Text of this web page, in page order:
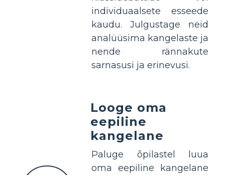
individuaalsete esseede
kaudu. Julgustage neid
analüüsima kangelaste ja
nende rännakute
sarnasusi ja erinevusi.
Looge oma
eepiline
kangelane
Paluge õpilastel luua
oma eepiline kangelane